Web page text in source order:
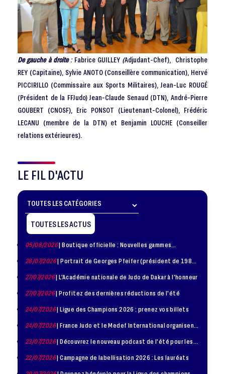
De gauche à droite: Fabrice GUILLEY (Adjudant-Chef), Christophe
REY (Capitaine), Sylvie ANOTO (Conseillère communication), Hervé
PICCIRILLO (Commissaire aux Sports Militaires), Jean-Luc ROUGÉ
(Président de la FFJudo) Jean-Claude Senaud (DTN), André-Pierre
GOUBERT (CNOSF), Eric PONSOT (Lieutenant-Colonel), Frédéric
LECANU (membre de la DTN) et Benjamin LOUCHE (Conseiller
relations extérieures).
LE FIL D'ACTU
TOUTES LES ACTUS
05/08/2026| Boutique officielle : Nouvelles gammes
28/07/2026| Portrait de Georges Pfeifer (président de 1981
27/07/2026| L'Académie nationale de Judo de Dakar à l'honneur
27/07/2026| Profitez des dernières réductions de l'été
24/07/2026| Ligue des Champions 2026 : prenez vos billets
24/07/2026| France Judo et le Medef International organisent
23/07/2026| Découvrez le nouveau podcast de l'été pour les
22/07/2026| Campagne de labellisation 2026 : Les lauréats